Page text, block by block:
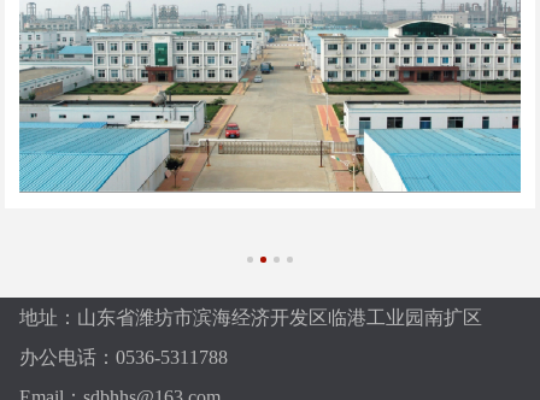
地址：山东省潍坊市滨海经济开发区临港工业园南扩区
办公电话：0536-5311788